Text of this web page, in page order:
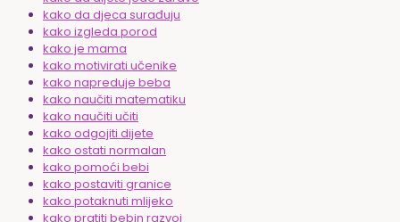
kako da djeca surađuju
kako izgleda porod
kako je mama
kako motivirati učenike
kako napreduje beba
kako naučiti matematiku
kako naučiti učiti
kako odgojiti dijete
kako ostati normalan
kako pomoći bebi
kako postaviti granice
kako potaknuti mlijeko
kako pratiti bebin razvoj